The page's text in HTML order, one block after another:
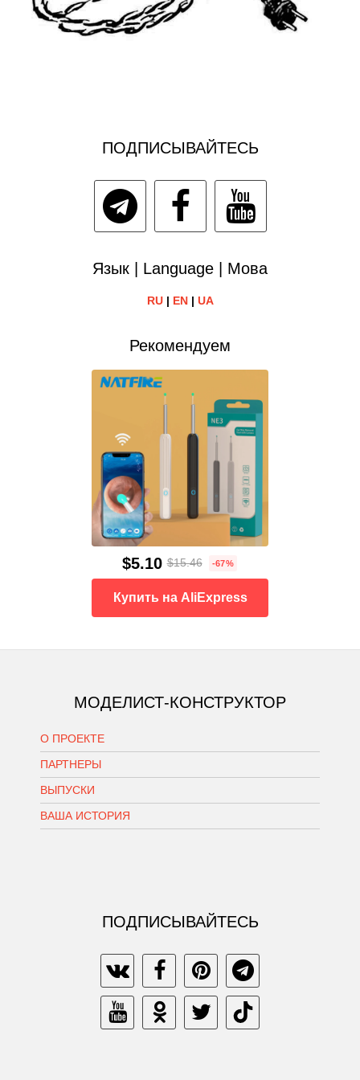
ПОДПИСЫВАЙТЕСЬ
Язык | Language | Мова
RU| EN| UA
Рекомендуем
$5.10 $15.46 -67%
Купить на AliExpress
МОДЕЛИСТ-КОНСТРУКТОР
О ПРОЕКТЕ
ПАРТНЕРЫ
ВЫПУСКИ
ВАША ИСТОРИЯ
ПОДПИСЫВАЙТЕСЬ